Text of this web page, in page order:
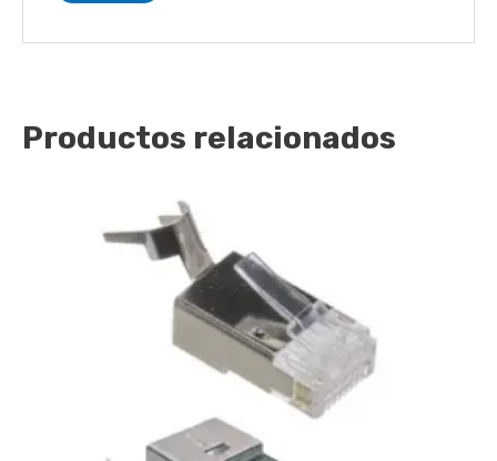
Productos relacionados